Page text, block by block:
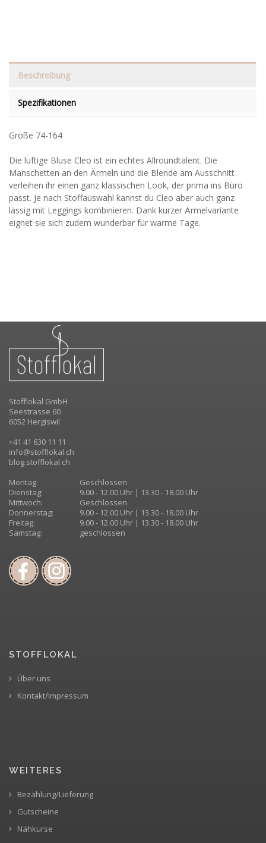
Beschreibung
Spezifikationen
Größe 74-164
Die luftige Bluse Cleo ist ein echtes Allroundtalent. Die
Manschetten an den Ärmeln und die Blende am Ausschnitt
verleihen ihr einen ganz klassischen Look, der prima ins Büro
passt. Je nach Stoffauswahl kannst du Cleo aber auch ganz
lässig mit Leggings kombinieren. Dank kurzer Ärmelvariante
eignet sie sich zudem wunderbar für warme Tage.
Stofflokal GmbH
Seestrasse 60
6052 Hergiswil
+41 41 630 11 11
info@stofflokal.ch
blog.stofflokal.ch
Montag:
Geschlossen
Dienstag:
9.00 - 12.00 Uhr | 13.30 - 18.00 Uhr
Mittwoch:
Geschlossen
Donnerstag:
9.00 - 12.00 Uhr | 13.30 - 18.00 Uhr
Freitag:
9.00 - 12.00 Uhr | 13.30 - 18.00 Uhr
Samstag:
geschlossen
STOFFLOKAL
Über uns
Kontakt/Impressum
WEITERES
Bezahlung/Lieferung
Gutscheine
Nähkurse